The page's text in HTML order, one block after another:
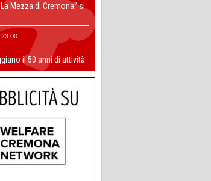
Mezza di Cremona” si
il 50 anni di attività